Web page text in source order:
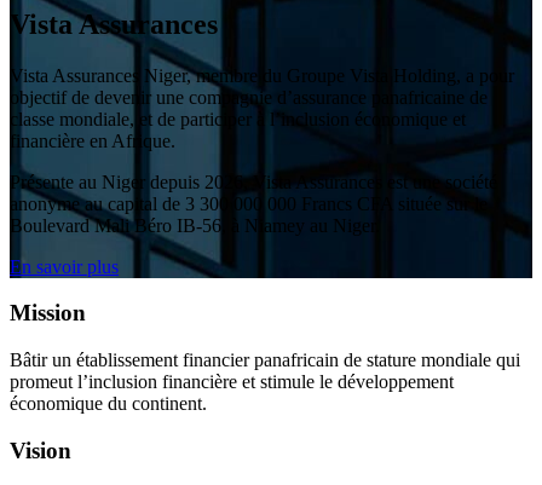
Vista Assurances
Vista Assurances Niger, membre du Groupe Vista Holding, a pour
objectif de devenir une compagnie d’assurance panafricaine de
classe mondiale, et de participer à l’inclusion économique et
financière en Afrique.
Présente au Niger depuis 2026, Vista Assurances est une société
anonyme au capital de 3 300 000 000 Francs CFA située sur le
Boulevard Mali Béro IB-56, à Niamey au Niger.
En savoir plus
Mission
Bâtir un établissement financier panafricain de stature mondiale qui
promeut l’inclusion financière et stimule le développement
économique du continent.
Vision